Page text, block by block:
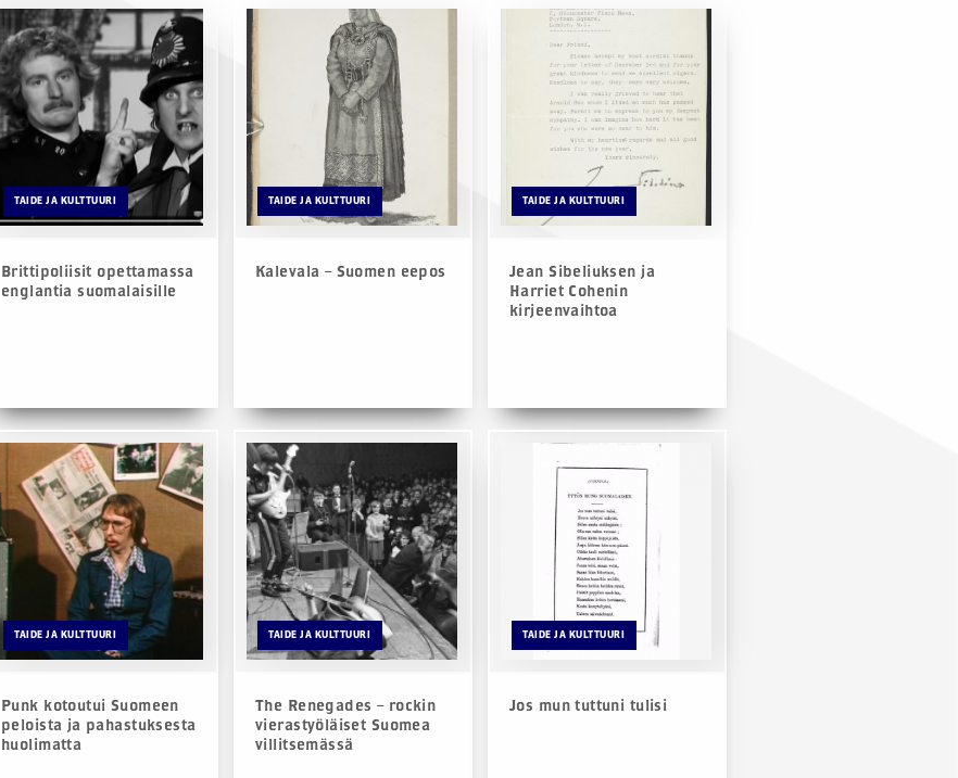
TAIDE JA KULTTUURI
Brittipoliisit opettamassa
englantia suomalaisille
TAIDE JA KULTTUURI
Kalevala – Suomen eepos
TAIDE JA KULTTUURI
Jean Sibeliuksen ja
Harriet Cohenin
kirjeenvaihtoa
TAIDE JA KULTTUURI
Punk kotoutui Suomeen
peloista ja pahastuksesta
huolimatta
TAIDE JA KULTTUURI
The Renegades – rockin
vierastyöläiset Suomea
villitsemässä
TAIDE JA KULTTUURI
Jos mun tuttuni tulisi